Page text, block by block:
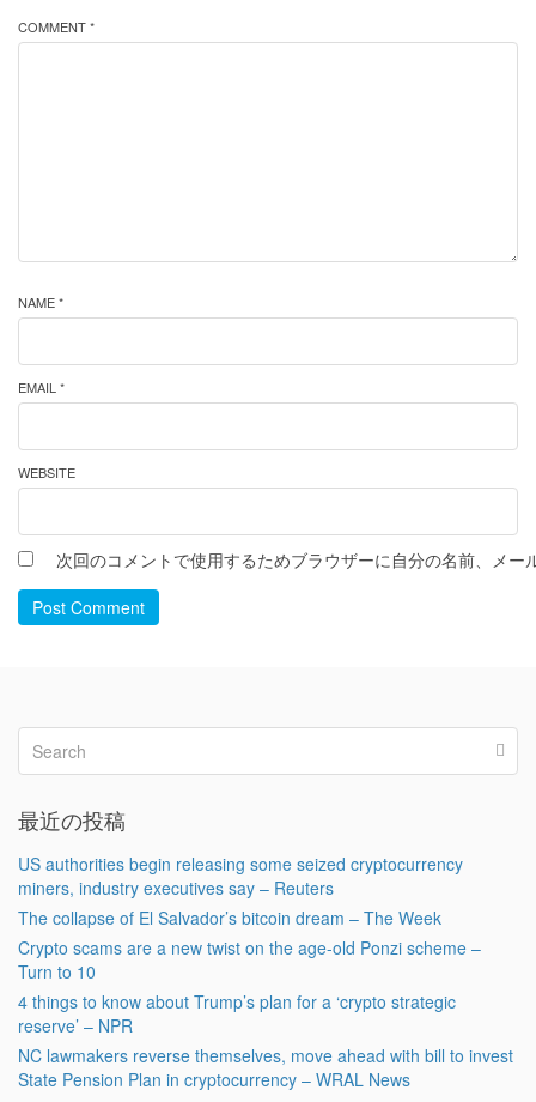
COMMENT *
NAME *
EMAIL *
WEBSITE
次回のコメントで使用するためブラウザーに自分の名前、メー
Post Comment
最近の投稿
US authorities begin releasing some seized cryptocurrency
miners, industry executives say – Reuters
The collapse of El Salvador’s bitcoin dream – The Week
Crypto scams are a new twist on the age-old Ponzi scheme –
Turn to 10
4 things to know about Trump’s plan for a ‘crypto strategic
reserve’ – NPR
NC lawmakers reverse themselves, move ahead with bill to invest
State Pension Plan in cryptocurrency – WRAL News